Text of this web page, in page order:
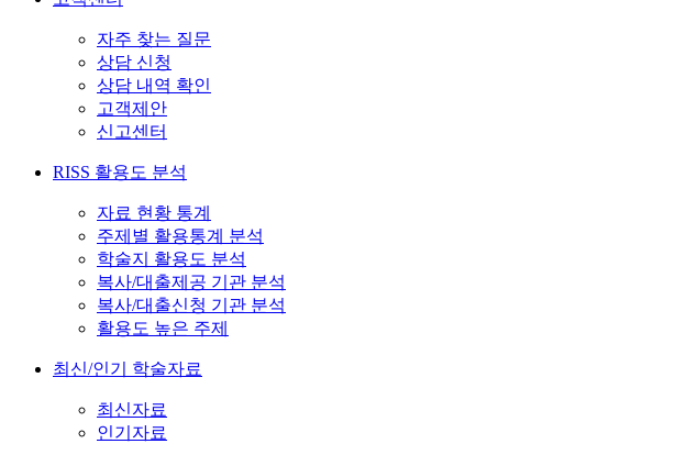
자주 찾는 질문
상담 신청
상담 내역 확인
고객제안
신고센터
RISS 활용도 분석
자료 현황 통계
주제별 활용통계 분석
학술지 활용도 분석
복사/대출제공 기관 분석
복사/대출신청 기관 분석
활용도 높은 주제
최신/인기 학술자료
최신자료
인기자료